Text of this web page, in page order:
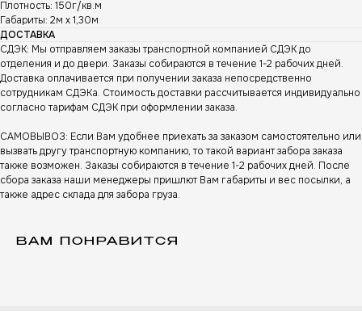
Плотность: 150г/кв.м
Габариты: 2м х 1,30м
ДОСТАВКА
СДЭК: Мы отправляем заказы транспортной компанией СДЭК до
отделения и до двери. Заказы собираются в течение 1-2 рабочих дней.
Доставка оплачивается при получении заказа непосредственно
сотрудникам СДЭКа. Стоимость доставки рассчитывается индивидуально
согласно тарифам СДЭК при оформлении заказа.
САМОВЫВОЗ: Если Вам удобнее приехать за заказом самостоятельно или
вызвать другу транспортную компанию, то такой вариант забора заказа
также возможен. Заказы собираются в течение 1-2 рабочих дней. После
сбора заказа наши менеджеры пришлют Вам габариты и вес посылки, а
также адрес склада для забора груза.
ВАМ ПОНРАВИТСЯ